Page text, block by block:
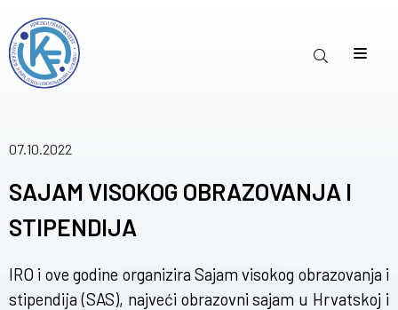
07.10.2022
SAJAM VISOKOG OBRAZOVANJA I
STIPENDIJA
IRO i ove godine organizira Sajam visokog obrazovanja i
stipendija (SAS), najveći obrazovni sajam u Hrvatskoj i